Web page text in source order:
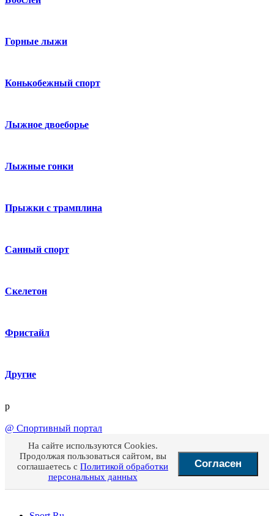
Горные лыжи
Конькобежный спорт
Лыжное двоеборье
Лыжные гонки
Прыжки с трамплина
Санный спорт
Скелетон
Фристайл
Другие
p
@ Спортивный портал
На сайте используются Cookies.
Продолжая пользоваться сайтом, вы
соглашаетесь с Политикой обработки
персональных данных
Согласен